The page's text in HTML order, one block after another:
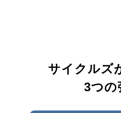
サイクルズ
3つの